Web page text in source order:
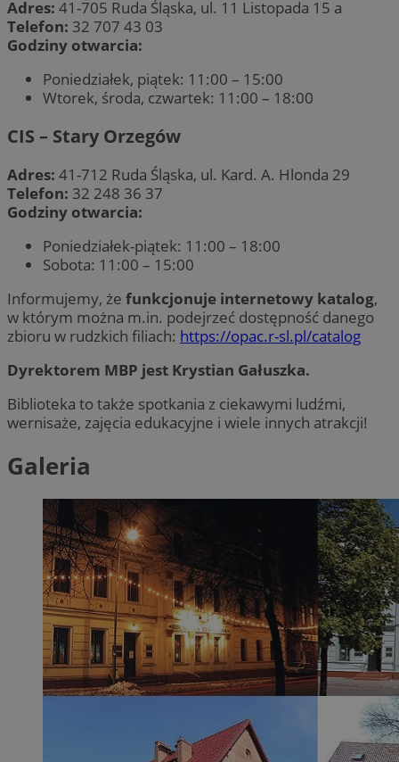
Adres: 41-705 Ruda Śląska, ul. 11 Listopada 15 a
Telefon: 32 707 43 03
Godziny otwarcia:
Poniedziałek, piątek: 11:00 – 15:00
Wtorek, środa, czwartek: 11:00 – 18:00
CIS – Stary Orzegów
Adres: 41-712 Ruda Śląska, ul. Kard. A. Hlonda 29
Telefon: 32 248 36 37
Godziny otwarcia:
Poniedziałek-piątek: 11:00 – 18:00
Sobota: 11:00 – 15:00
Informujemy, że funkcjonuje internetowy katalog,
w którym można m.in. podejrzeć dostępność danego
zbioru w rudzkich filiach: https://opac.r-sl.pl/catalog
Dyrektorem MBP jest Krystian Gałuszka.
Biblioteka to także spotkania z ciekawymi ludźmi,
wernisaże, zajęcia edukacyjne i wiele innych atrakcji!
Galeria